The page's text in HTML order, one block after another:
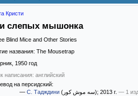
Кристи
слепых мышонка
Blind Mice and Other Stories
названия: The Mousetrap
1950 год
написания: английский
на персидский:
— С. Тадждини (سه موش کور); 2013 г. — 1